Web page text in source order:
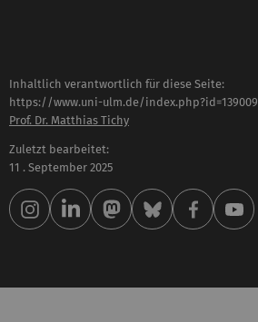
Inhaltlich verantwortlich für diese Seite:
https://www.uni-ulm.de/index.php?id=139009
Prof. Dr. Matthias Tichy
Zuletzt bearbeitet:
11 . September 2025